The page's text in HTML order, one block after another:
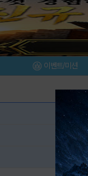
이벤트/미션